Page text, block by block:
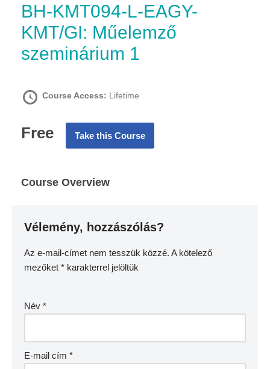
BH-KMT094-L-EAGY-
KMT/GI: Műelemző
szeminárium 1
Course Access: Lifetime
Free Take this Course
Course Overview
Vélemény, hozzászólás?
Az e-mail-címet nem tesszük közzé. A kötelező
mezőket * karakterrel jelöltük
Név *
E-mail cím *